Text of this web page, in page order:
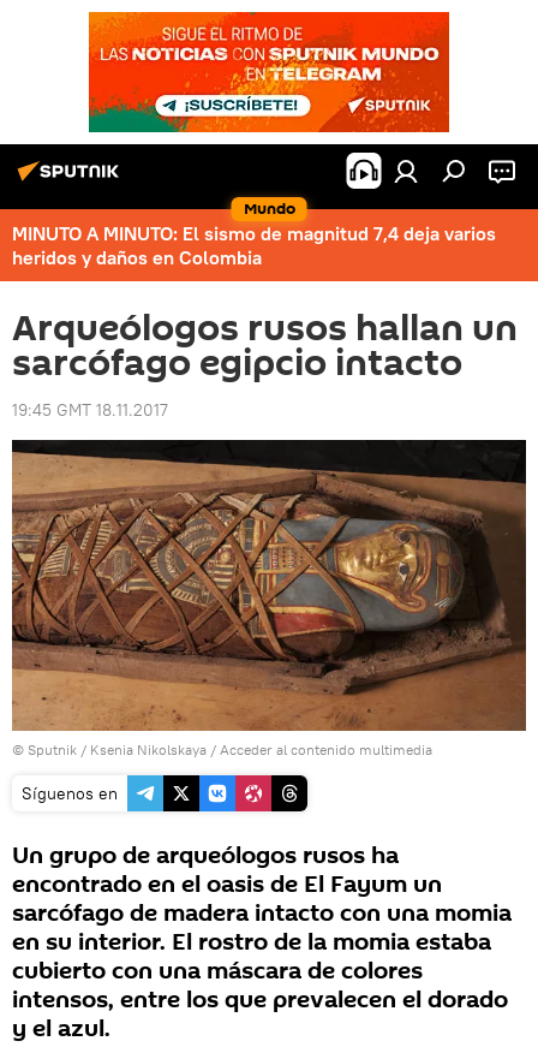
Mundo
MINUTO A MINUTO: El sismo de magnitud 7,4 deja varios
heridos y daños en Colombia
Arqueólogos rusos hallan un
sarcófago egipcio intacto
19:45 GMT 18.11.2017
© Sputnik / Ksenia Nikolskaya / Acceder al contenido multimedia
Síguenos en
Un grupo de arqueólogos rusos ha
encontrado en el oasis de El Fayum un
sarcófago de madera intacto con una momia
en su interior. El rostro de la momia estaba
cubierto con una máscara de colores
intensos, entre los que prevalecen el dorado
y el azul.